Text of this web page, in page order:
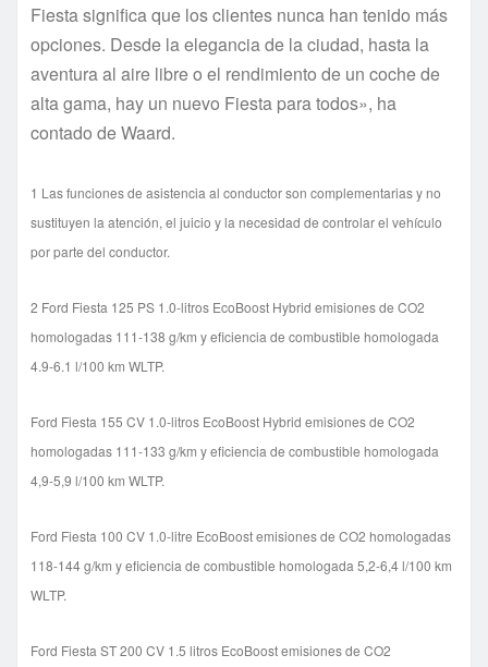
Fiesta significa que los clientes nunca han tenido más
opciones. Desde la elegancia de la ciudad, hasta la
aventura al aire libre o el rendimiento de un coche de
alta gama, hay un nuevo Fiesta para todos», ha
contado de Waard.
1 Las funciones de asistencia al conductor son complementarias y no
sustituyen la atención, el juicio y la necesidad de controlar el vehículo
por parte del conductor.
2 Ford Fiesta 125 PS 1.0-litros EcoBoost Hybrid emisiones de CO2
homologadas 111-138 g/km y eficiencia de combustible homologada
4.9-6.1 l/100 km WLTP.
Ford Fiesta 155 CV 1.0-litros EcoBoost Hybrid emisiones de CO2
homologadas 111-133 g/km y eficiencia de combustible homologada
4,9-5,9 l/100 km WLTP.
Ford Fiesta 100 CV 1.0-litre EcoBoost emisiones de CO2 homologadas
118-144 g/km y eficiencia de combustible homologada 5,2-6,4 l/100 km
WLTP.
Ford Fiesta ST 200 CV 1.5 litros EcoBoost emisiones de CO2